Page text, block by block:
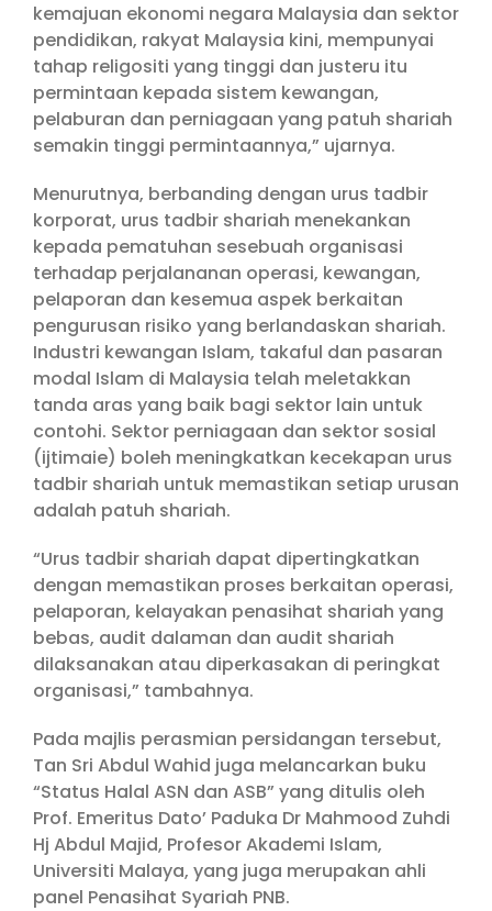
kemajuan ekonomi negara Malaysia dan sektor
pendidikan, rakyat Malaysia kini, mempunyai
tahap religositi yang tinggi dan justeru itu
permintaan kepada sistem kewangan,
pelaburan dan perniagaan yang patuh shariah
semakin tinggi permintaannya,” ujarnya.
Menurutnya, berbanding dengan urus tadbir
korporat, urus tadbir shariah menekankan
kepada pematuhan sesebuah organisasi
terhadap perjalananan operasi, kewangan,
pelaporan dan kesemua aspek berkaitan
pengurusan risiko yang berlandaskan shariah.
Industri kewangan Islam, takaful dan pasaran
modal Islam di Malaysia telah meletakkan
tanda aras yang baik bagi sektor lain untuk
contohi. Sektor perniagaan dan sektor sosial
(ijtimaie) boleh meningkatkan kecekapan urus
tadbir shariah untuk memastikan setiap urusan
adalah patuh shariah.
“Urus tadbir shariah dapat dipertingkatkan
dengan memastikan proses berkaitan operasi,
pelaporan, kelayakan penasihat shariah yang
bebas, audit dalaman dan audit shariah
dilaksanakan atau diperkasakan di peringkat
organisasi,” tambahnya.
Pada majlis perasmian persidangan tersebut,
Tan Sri Abdul Wahid juga melancarkan buku
“Status Halal ASN dan ASB” yang ditulis oleh
Prof. Emeritus Dato’ Paduka Dr Mahmood Zuhdi
Hj Abdul Majid, Profesor Akademi Islam,
Universiti Malaya, yang juga merupakan ahli
panel Penasihat Syariah PNB.